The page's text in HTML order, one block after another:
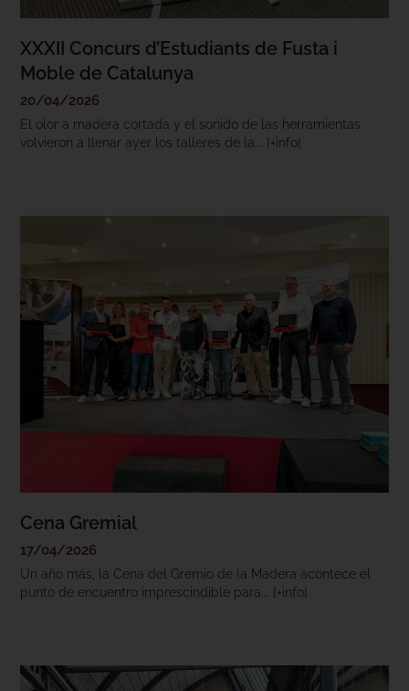
XXXII Concurs d’Estudiants de Fusta i
Moble de Catalunya
20/04/2026
El olor a madera cortada y el sonido de las herramientas
volvieron a llenar ayer los talleres de la... [+info]
Cena Gremial
17/04/2026
Un año más, la Cena del Gremio de la Madera acontece el
punto de encuentro imprescindible para... [+info]